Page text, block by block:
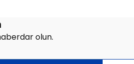
olun.